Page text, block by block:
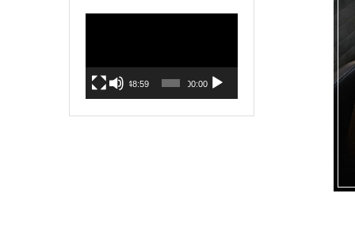
00:00
48:59